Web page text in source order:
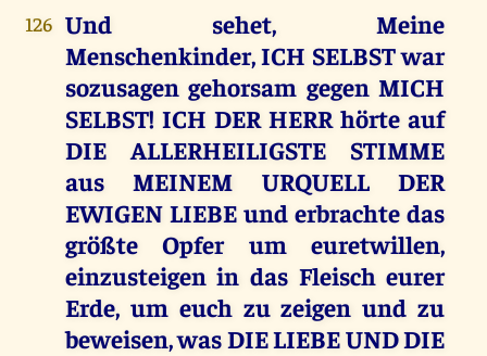
126 Und sehet, Meine
Menschenkinder, ICH SELBST war
sozusagen gehorsam gegen MICH
SELBST! ICH DER HERR hörte auf
DIE ALLERHEILIGSTE STIMME
aus MEINEM URQUELL DER
EWIGEN LIEBE und erbrachte das
größte Opfer um euretwillen,
einzusteigen in das Fleisch eurer
Erde, um euch zu zeigen und zu
beweisen, was DIE LIEBE UND DIE